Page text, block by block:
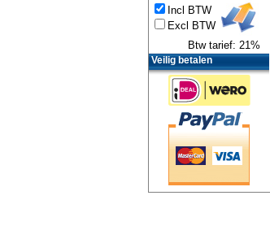
Incl BTW
Excl BTW
Btw tarief: 21%
Veilig betalen